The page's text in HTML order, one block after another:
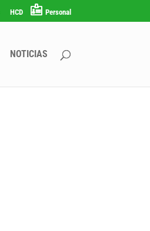
HCD Personal
NOTICIAS